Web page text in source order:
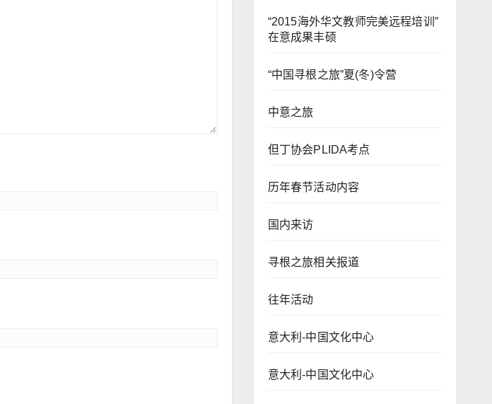
“2015海外华文教师完美远程培训”
在意成果丰硕
“中国寻根之旅”夏(冬)令营
中意之旅
但丁协会PLIDA考点
历年春节活动内容
国内来访
寻根之旅相关报道
往年活动
意大利-中国文化中心
意大利-中国文化中心